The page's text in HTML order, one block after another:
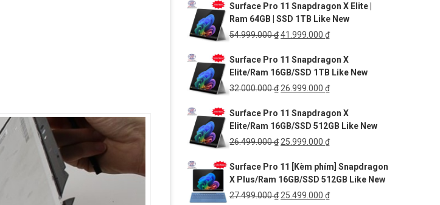
là:
35.899.000 ₫.
tại
là:
31.499.000 ₫.
Surface Pro 11 Snapdragon X Elite |
Ram 64GB | SSD 1TB Like New
54.999.000₫Giá
là:
54.999.000 ₫.
41.999.000 ₫Giá
tại
là:
41.999.000 ₫.
Surface Pro 11 Snapdragon X
Elite/Ram 16GB/SSD 1TB Like New
32.000.000₫ Giá
là:
32.000.000 ₫.
26.999.000 ₫Giá
tại
là:
26.999.000 ₫.
Surface Pro 11 Snapdragon X
Elite/Ram 16GB/SSD 512GB Like New
26.499.000₫ Giá
là:
26.499.000 ₫.
25.999.000 ₫Giá
tại
là:
25.999.000 ₫.
Surface Pro 11 [Kèm phím] Snapdragon
X Plus/Ram 16GB/SSD 512GB Like New
27.499.000₫ Giá
25.499.000 ₫Giá